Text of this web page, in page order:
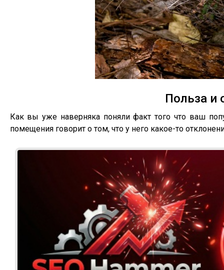
Польза и
Как вы уже наверняка поняли факт того что ваш
помещения говорит о том, что у него какое-то